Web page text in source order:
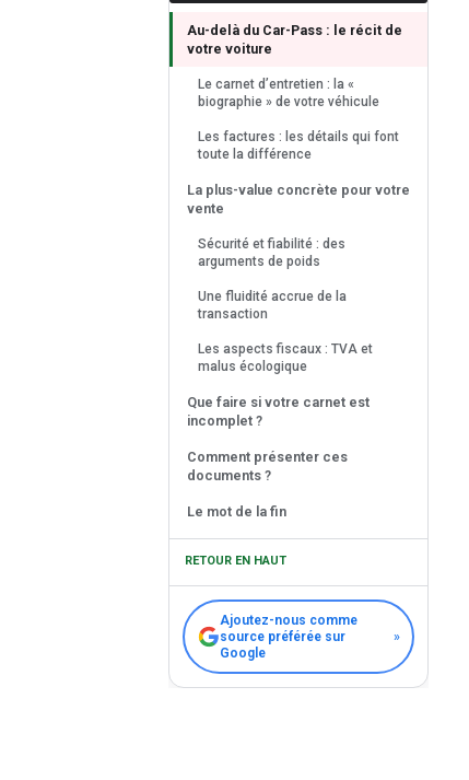
Au-delà du Car-Pass : le récit de
votre voiture
Le carnet d’entretien : la «
biographie » de votre véhicule
Les factures : les détails qui font
toute la différence
La plus-value concrète pour votre
vente
Sécurité et fiabilité : des
arguments de poids
Une fluidité accrue de la
transaction
Les aspects fiscaux : TVA et
malus écologique
Que faire si votre carnet est
incomplet ?
Comment présenter ces
documents ?
Le mot de la fin
RETOUR EN HAUT
Ajoutez-nous comme
source préférée sur
Google
»